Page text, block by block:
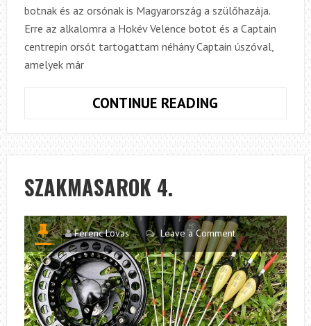
botnak és az orsónak is Magyarország a szülőhazája.
Erre az alkalomra a Hokév Velence botot és a Captain
centrepin orsót tartogattam néhány Captain úszóval,
amelyek már
CONTINUE READING
SZAKMASAROK 4.
Ferenc Lovas Leave a Comment